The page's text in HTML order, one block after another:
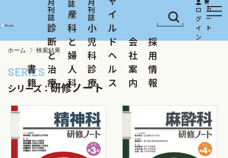
書
籍
診
断
と
治
療
産
科
と
婦
人
科
小
児
科
診
療
イ
ル
ド
ヘ
ル
ス
会
社
案
内
採
用
情
報
ホーム 検索結果
シリーズ：研修ノート